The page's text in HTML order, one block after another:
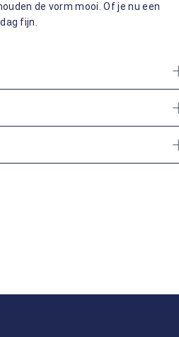
de vorm mooi. Of je nu een
fijn.